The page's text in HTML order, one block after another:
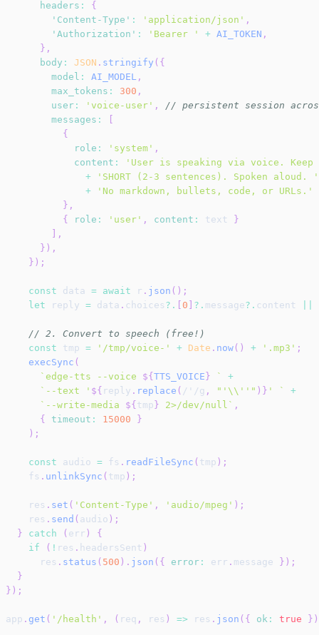
headers :
{
'Content-Type' : 'application/json' ,
'Authorization' : 'Bearer ' + AI_TOKEN ,
} ,
body : JSON . stringify ( {
model : AI_MODEL ,
max_tokens : 300 ,
user : 'voice-user' ,
// persistent session
messages :
{
role : 'system' ,
content :
'User is speaking via voice. Keep
+
'SHORT (2-3 sentences). Spoken aloud. '
+
'No markdown, bullets, code, or URLs.'
} ,
{
role : 'user' , content : text
}
,
} ) ,
} ) ;
const data = await r . json ( ) ;
let reply = data . choices ?. 0 ?. message?. content
// 2. Convert to speech (free!)
const tmp = '/tmp/voice-' + Date . now( ) + '.mp3' ;
execSync (
` edge-tts --voice ${ TTS_VOICE } `
+
` --text ' ${ reply . replace ( / ' / g , "'\\''" ) } ' `
+
` --write-media ${ tmp } 2>/dev/null ` ,
{
timeout : 15000
}
) ;
const audio = fs . readFileSync ( tmp ) ;
    fs
. unlinkSync ( tmp ) ;
    res
. set ( 'Content-Type' , 'audio/mpeg' ) ;
    res
. send ( audio ) ;
}
catch ( err )
{
if
( ! res . headersSent )
      res
. status ( 500 ) . json ( { error : err . message } ) ;
}
} ) ;
app . get ( '/health' , ( req , res ) => res . json ( { ok : true } )